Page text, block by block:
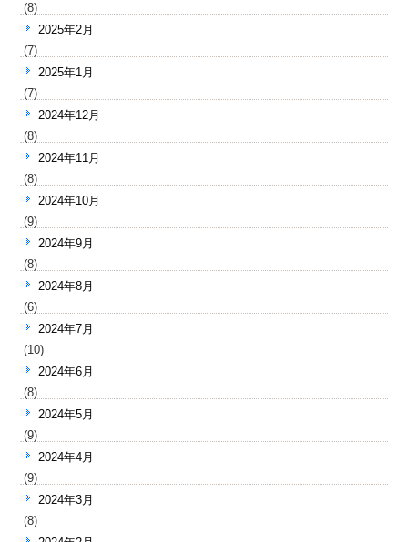
(8)
2025年2月
(7)
2025年1月
(7)
2024年12月
(8)
2024年11月
(8)
2024年10月
(9)
2024年9月
(8)
2024年8月
(6)
2024年7月
(10)
2024年6月
(8)
2024年5月
(9)
2024年4月
(9)
2024年3月
(8)